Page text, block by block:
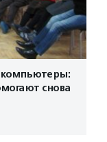
компьютеры:
снова